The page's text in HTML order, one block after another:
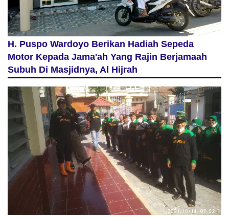
H. Puspo Wardoyo Berikan Hadiah Sepeda
Motor Kepada Jama'ah Yang Rajin Berjamaah
Subuh Di Masjidnya, Al Hijrah